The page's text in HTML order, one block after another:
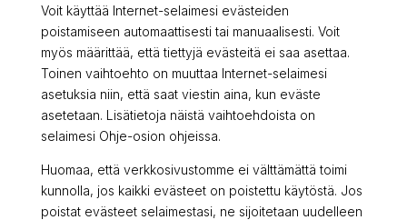
Voit käyttää Internet-selaimesi evästeiden
poistamiseen automaattisesti tai manuaalisesti. Voit
myös määrittää, että tiettyjä evästeitä ei saa asettaa.
Toinen vaihtoehto on muuttaa Internet-selaimesi
asetuksia niin, että saat viestin aina, kun eväste
asetetaan. Lisätietoja näistä vaihtoehdoista on
selaimesi Ohje-osion ohjeissa.
Huomaa, että verkkosivustomme ei välttämättä toimi
kunnolla, jos kaikki evästeet on poistettu käytöstä. Jos
poistat evästeet selaimestasi, ne sijoitetaan uudelleen